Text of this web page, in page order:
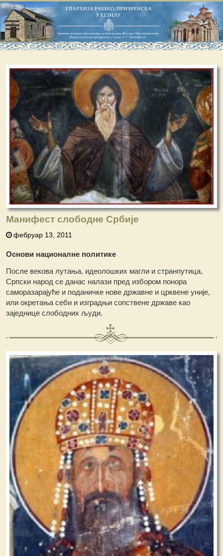
Манифест слободне Србије
фебруар 13, 2011
Основи националне политике
После векова лутања, идеолошких магли и странпутица,
Српски народ се данас налази пред избором понора
саморазарајуће и поданичке нове државне и црквене уније,
или окретања себи и изградњи сопствене државе као
заједнице слободних људи.